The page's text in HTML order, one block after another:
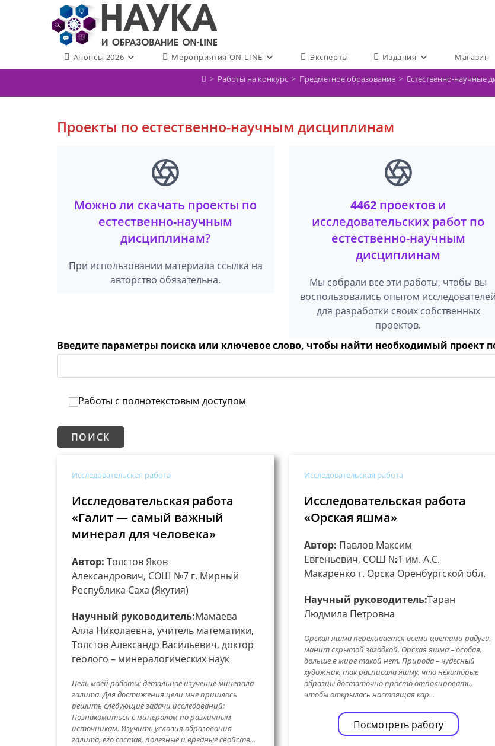
содержимому
Анонсы 2026 Мероприятия ON-LINE Эксперты Издания Магазин
> Работы на конкурс > Предметное образование > Естественно-научные
Проекты по естественно-научным дисциплинам
Можно ли скачать проекты по
естественно-научным
дисциплинам?
При использовании материала ссылка на
авторство обязательна.
4462проектов и
исследовательских работ по
естественно-научным
дисциплинам
Мы собрали все эти работы, чтобы вы
воспользовались опытом исследователей
для разработки своих собственных
проектов.
Введите параметры поиска или ключевое слово, чтобы найти необходимый проект
Работы с полнотекстовым доступом
Исследовательская работа
Исследовательская работа
«Галит — самый важный
минерал для человека»
Автор: Толстов Яков
Александрович, СОШ №7 г. Мирный
Республика Саха (Якутия)
Научный руководитель:Мамаева
Алла Николаевна, учитель математики,
Толстов Александр Васильевич, доктор
геолого – минералогических наук
Цель моей работы: детальное изучение минерала
галита. Для достижения цели мне пришлось
решить следующие задачи исследований:
Познакомиться с минералом по различным
источникам. Изучить условия образования
галита, его состав, полезные и вредные свойств...
Исследовательская работа
Исследовательская работа
«Орская яшма»
Автор: Павлов Максим
Евгеньевич, СОШ №1 им. А.С.
Макаренко г. Орска Оренбургской обл.
Научный руководитель:Таран
Людмила Петровна
Орская яшма переливается всеми цветами радуги,
манит скрытой загадкой. Орская яшма – особая,
больше в мире такой нет. Природа – чудесный
художник, так расписала яшму, что некоторые
образцы достаточно просто отполировать,
чтобы открылась настоящая кар...
Посмотреть работу